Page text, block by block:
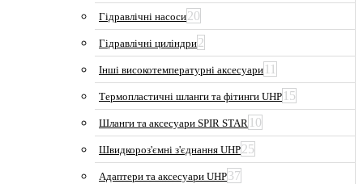
Гідравлічні насоси20
Гідравлічні циліндри2
Інші високотемпературні аксесуари 11
Термопластичні шланги та фітинги UHP 15
Шланги та аксесуари SPIR STAR 10
Швидкороз'ємні з'єднання UHP25
Адаптери та аксесуари UHP37